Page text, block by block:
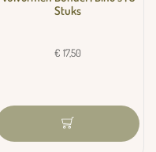
Stuks
€ 17,50